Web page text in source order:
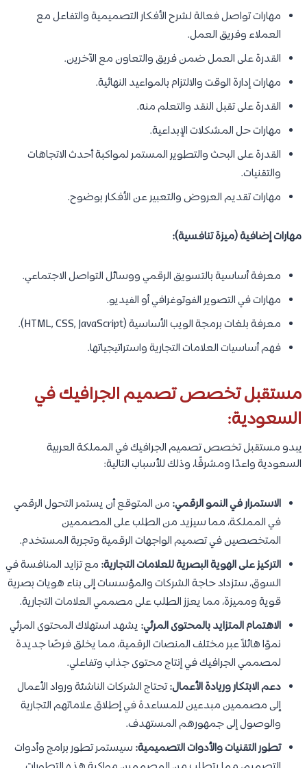
مهارات تواصل فعالة لشرح الأفكار التصميمية والتفاعل مع
العملاء وفريق العمل.
القدرة على العمل ضمن فريق والتعاون مع الآخرين.
مهارات إدارة الوقت والالتزام بالمواعيد النهائية.
القدرة على تقبل النقد والتعلم منه.
مهارات حل المشكلات الإبداعية.
القدرة على البحث والتطوير المستمر لمواكبة أحدث الاتجاهات
والتقنيات.
مهارات تقديم العروض والتعبير عن الأفكار بوضوح.
مهارات إضافية (ميزة تنافسية):
معرفة أساسية بالتسويق الرقمي ووسائل التواصل الاجتماعي.
مهارات في التصوير الفوتوغرافي أو الفيديو.
معرفة بلغات برمجة الويب الأساسية (HTML, CSS, JavaScript).
فهم أساسيات العلامات التجارية واستراتيجياتها.
مستقبل تخصص تصميم الجرافيك في
السعودية:
يبدو مستقبل تخصص تصميم الجرافيك في المملكة العربية
السعودية واعدًا ومشرقًا، وذلك للأسباب التالية:
الاستمرار في النمو الرقمي: من المتوقع أن يستمر التحول الرقمي
في المملكة، مما سيزيد من الطلب على المصممين
المتخصصين في تصميم الواجهات الرقمية وتجربة المستخدم.
التركيز على الهوية البصرية للعلامات التجارية: مع تزايد المنافسة في
السوق، ستزداد حاجة الشركات والمؤسسات إلى بناء هويات بصرية
قوية ومميزة، مما يعزز الطلب على مصممي العلامات التجارية.
الاهتمام المتزايد بالمحتوى المرئي: يشهد استهلاك المحتوى المرئي
نموًا هائلاً عبر مختلف المنصات الرقمية، مما يخلق فرصًا جديدة
لمصممي الجرافيك في إنتاج محتوى جذاب وتفاعلي.
دعم الابتكار وريادة الأعمال:تحتاج الشركات الناشئة ورواد الأعمال
إلى مصممين مبدعين للمساعدة في إطلاق علاماتهم التجارية
والوصول إلى جمهورهم المستهدف.
تطور التقنيات والأدوات التصميمية: سيستمر تطور برامج وأدوات